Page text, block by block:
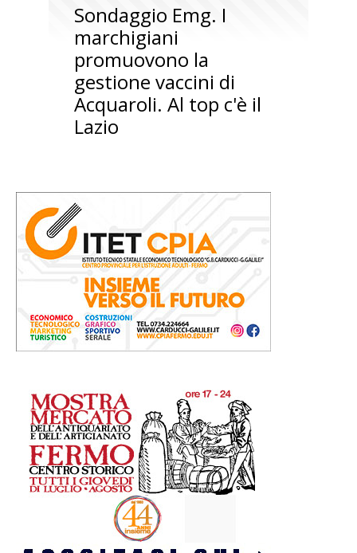
Sondaggio Emg. I
marchigiani
promuovono la
gestione vaccini di
Acquaroli. Al top c'è il
Lazio